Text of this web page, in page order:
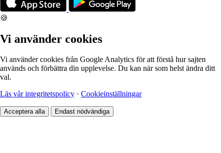
🍪
Vi använder cookies
Vi använder cookies från Google Analytics för att förstå hur sajten
används och förbättra din upplevelse. Du kan när som helst ändra ditt
val.
Läs vår integritetspolicy · Cookieinställningar
Acceptera alla Endast nödvändiga